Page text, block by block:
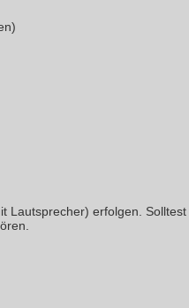
Lautsprecher) erfolgen.